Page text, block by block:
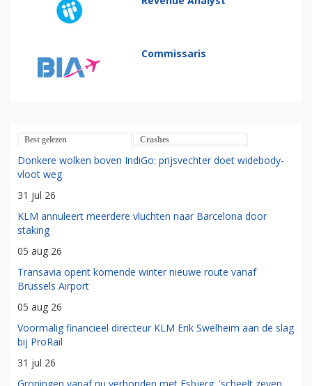
Commissaris
Best gelezen Crashes
Donkere wolken boven IndiGo: prijsvechter doet widebody-
vloot weg
31 jul 26
KLM annuleert meerdere vluchten naar Barcelona door
staking
05 aug 26
Transavia opent komende winter nieuwe route vanaf
Brussels Airport
05 aug 26
Voormalig financieel directeur KLM Erik Swelheim aan de slag
bij ProRail
31 jul 26